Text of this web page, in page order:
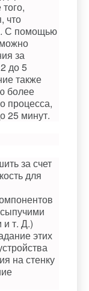
что
С помощью
за
до 5
также
более
процесса,
25 минут.
за счет
для
т. Д.)
этих
на стенку